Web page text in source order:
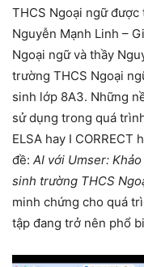
THCS Ngoại ngữ
Nguyễn Mạnh Linh –
Ngoại ngữ và thầy
trường THCS Ngoại
sinh lớp 8A3. Những
sử dụng trong quá
ELSA hay I
đề: AI với Umser:
sinh trường THCS
minh chứng cho quá
tập đang trở nên phổ